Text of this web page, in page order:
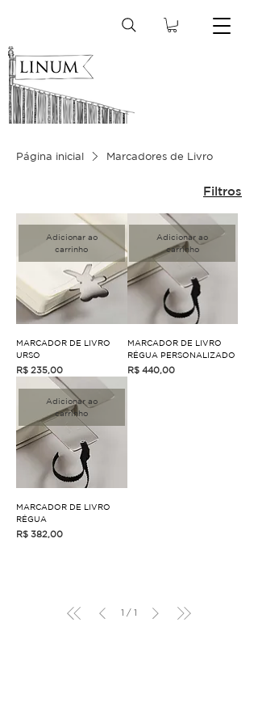
Página inicial Marcadores de Livro
Filtros
Adicionar ao
carrinho
MARCADOR DE LIVRO
URSO
Preço
R$ 235,00
Adicionar ao
carrinho
MARCADOR DE LIVRO
RÉGUA PERSONALIZADO
Preço
R$ 440,00
Adicionar ao
carrinho
MARCADOR DE LIVRO
RÉGUA
Preço
R$ 382,00
1 / 1